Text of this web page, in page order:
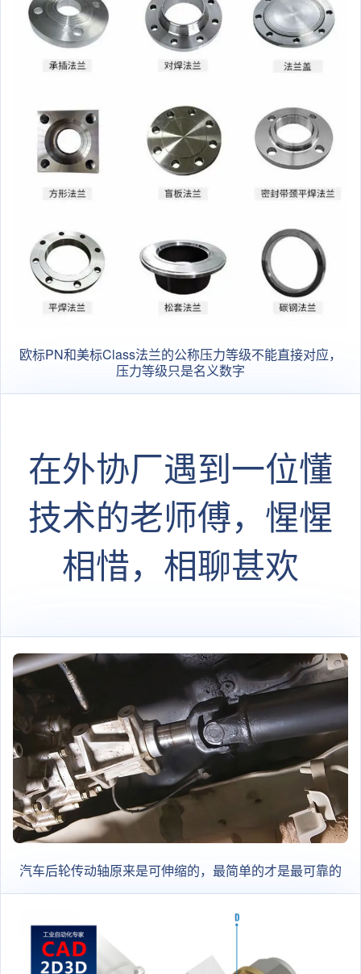
欧标PN和美标Class法兰的公称压力等级不能直接对应，
压力等级只是名义数字
在外协厂遇到一位懂
技术的老师傅，惺惺
相惜，相聊甚欢
汽车后轮传动轴原来是可伸缩的，最简单的才是最可靠的